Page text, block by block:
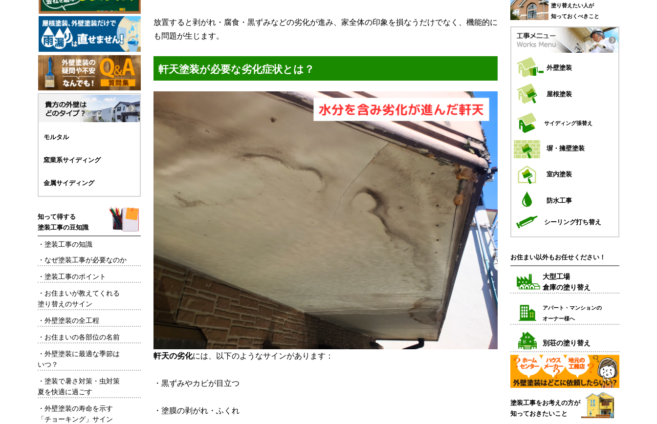
モルタル
窯業系サイディング
金属サイディング
知って得する
塗装工事の豆知識
・ 塗装工事の知識
・ なぜ塗装工事が必要なのか
・ 塗装工事のポイント
・ お住まいが教えてくれる
塗り替えのサイン
・ 外壁塗装の全工程
・ お住まいの各部位の名前
・ 外壁塗装に最適な季節は
いつ？
・ 塗装で暑さ対策・虫対策
夏を快適に過ごす
・ 外壁塗装の寿命を示す
「チョーキング」サイン
放置すると剥がれ・腐食・黒ずみなどの劣化が進み、家全体の印象を損なうだけでなく、機能的に
も問題が生じます。
軒天塗装が必要な劣化症状とは？
軒天の劣化には、以下のようなサインがあります：
・黒ずみやカビが目立つ
・塗膜の剥がれ・ふくれ
塗り替えたい人が
知っておくべきこと
外壁塗装
屋根塗装
サイディング張替え
塀・擁壁塗装
室内塗装
防水工事
シーリング打ち替え
お住まい以外もお任せください！
大型工場
倉庫の塗り替え
アパート・マンションの
オーナー様へ
別荘の塗り替え
塗装工事をお考えの方が
知っておきたいこと